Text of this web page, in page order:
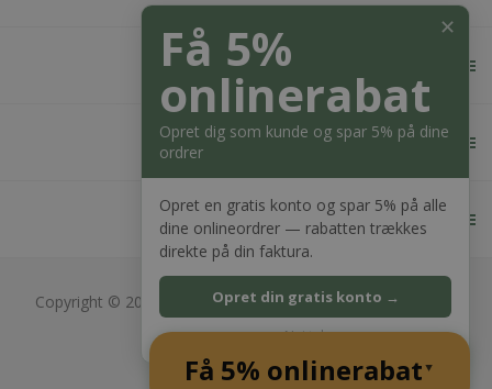
KUNDESERVICE
MIN KONTO
KONTAKT OS
Copyright © 2026 Bagger Nielsen webshop. Alle rettigheder
forbeholdt.
Powered bynopCommerce
✕
Få 5%
onlinerabat
Opret dig som kunde og spar 5% på dine
ordrer
Opret en gratis konto og spar 5% på alle
dine onlineordrer — rabatten trækkes
direkte på din faktura.
Opret din gratis konto →
Nej tak
Få 5% onlinerabat ▲